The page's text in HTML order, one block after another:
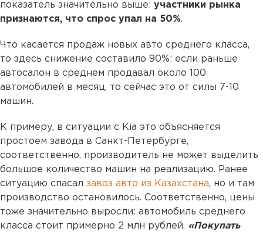
показатель значительно выше: участники рынка
признаются, что спрос упал на 50%.
Что касается продаж новых авто среднего класса,
то здесь снижение составило 90%: если раньше
автосалон в среднем продавал около 100
автомобилей в месяц, то сейчас это от силы 7-10
машин.
К примеру, в ситуации с Kia это объясняется
простоем завода в Санкт-Петербурге,
соответственно, производитель не может выделить
большое количество машин на реализацию. Ранее
ситуацию спасал завоз авто из Казахстана, но и там
производство остановилось. Соответственно, цены
тоже значительно выросли: автомобиль среднего
класса стоит примерно 2 млн рублей. «Покупать